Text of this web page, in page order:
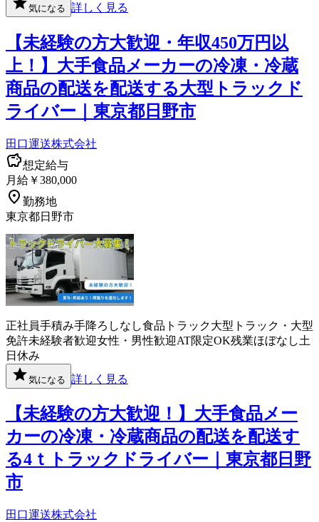
気になる 詳しく見る
【未経験の方大歓迎・年収450万円以
上！】大手食品メーカーの冷凍・冷蔵
商品の配送を配送する大型トラックド
ライバー｜東京都日野市
田口運送株式会社
想定給与
月給￥380,000
勤務地
東京都日野市
正社員手積み手降ろしなし食品 トラック大型トラック・大型
免許未経験者歓迎女性・男性歓迎AT限定OK残業ほぼなし土
日休み
気になる 詳しく見る
【未経験の方大歓迎！】大手食品メー
カーの冷凍・冷蔵商品の配送を配送す
る4ｔトラックドライバー｜東京都日野
市
田口運送株式会社